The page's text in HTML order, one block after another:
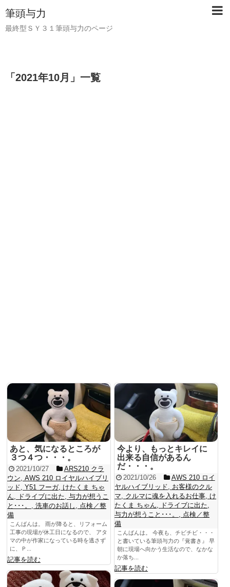
筆頭与力
最終型ＳＹ３１筆頭与力のページ
「 2021年10月 」 一覧
あと、気になるところが
３つ４つ・・・。
2021/10/27
ARS210 クラ
ウン AWS 210 ロイヤルハイブリ
ッド Y51 フーガ, けたくま ちゃ
ん
ドライブに出た 与力が想うこ
と･･･。
洗車のお話し
点検／整
備
こんばんは。 雨が降ると、リフォーム
工事の現場が休工日になるので、 アタ
マの中が作家になっている時を逃さず
に、Ｐ...
記事を読む
今より、もっとキレイに
出来る自信があるん
だ・・・。
2021/10/26
AWS 210 ロイ
ヤルハイブリッド
お客様のクル
マ
クルマに魂を入れるお仕事 け
たくま ちゃん
ドライブに出た
与力が想うこと･･･。
点検／整
備
こんばんは。 今夜も、チビチビ・・・
と書いている筆頭与力の『覚書き』 早
朝に現場へ向かう生活なので、なかな
か落ち...
記事を読む